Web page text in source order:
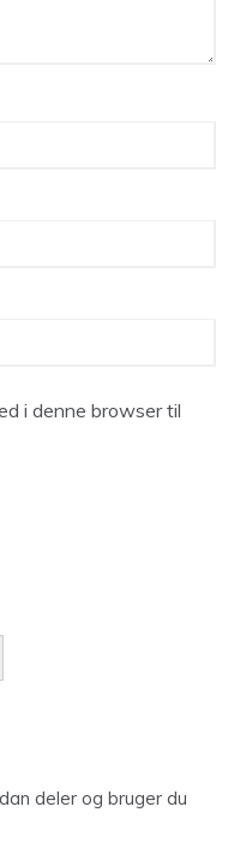
i denne browser til
deler og bruger du